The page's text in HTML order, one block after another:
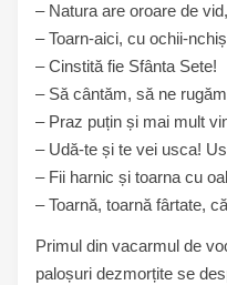
– Natura are oroare de
– Toarn-aici, cu ochii-
– Cinstită fie Sfânta Sete!
– Să cântăm, să ne
– Praz puțin și mai mult
– Udă-te și te vei usca!
– Fii harnic și toarna cu
– Toarnă, toarnă fârtate,
Primul din vacarmul de
paloșuri dezmorțite se